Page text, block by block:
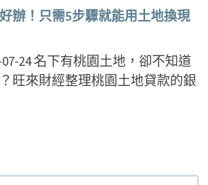
辦！只需5步驟就能用土地換現
24 名下有桃園土地，卻不知道
旺來財經整理桃園土地貸款的銀